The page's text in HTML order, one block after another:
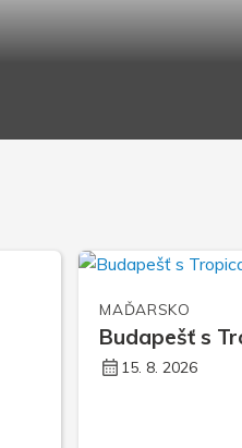
MAĎARSKO
Budapešť s
15. 8. 2026